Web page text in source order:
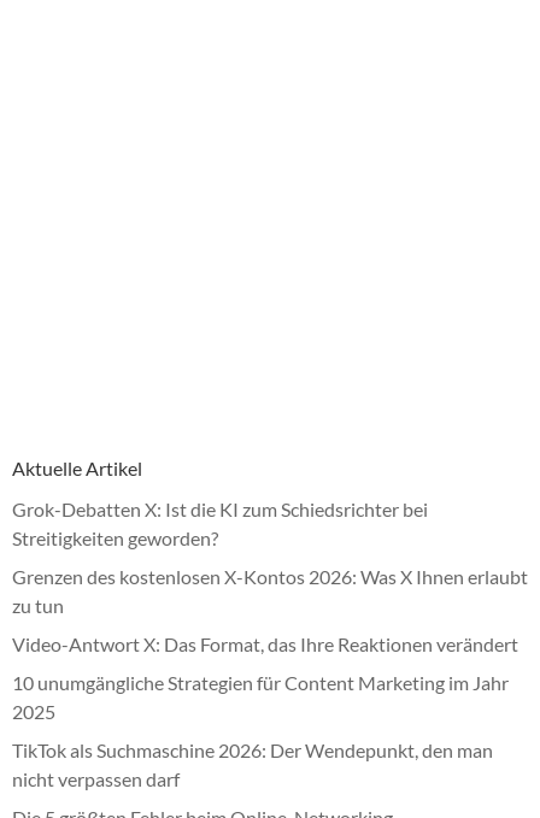
Aktuelle Artikel
Grok-Debatten X: Ist die KI zum Schiedsrichter bei
Streitigkeiten geworden?
Grenzen des kostenlosen X-Kontos 2026: Was X Ihnen erlaubt
zu tun
Video-Antwort X: Das Format, das Ihre Reaktionen verändert
10 unumgängliche Strategien für Content Marketing im Jahr
2025
TikTok als Suchmaschine 2026: Der Wendepunkt, den man
nicht verpassen darf